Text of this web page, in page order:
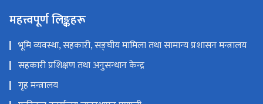
महत्त्वपूर्ण लिङ्कहरू
भूमि व्यवस्था, सहकारी, सङ्घीय मामिला तथा सामान्य प्रशासन मन्त्रालय
सहकारी प्रशिक्षण तथा अनुसन्धान केन्द्र
गृह मन्त्रालय